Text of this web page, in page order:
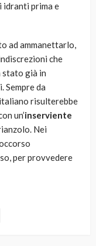
idranti prima e
ad ammanettarlo,
che
stato già in
da
risulterebbe
un’inserviente
Nei
per provvedere